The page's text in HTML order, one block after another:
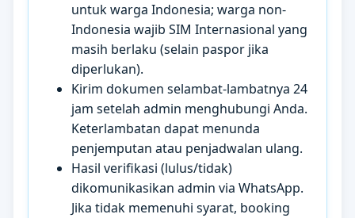
untuk warga Indonesia; warga non-
Indonesia wajib SIM Internasional yang
masih berlaku (selain paspor jika
diperlukan).
Kirim dokumen selambat-lambatnya 24
jam setelah admin menghubungi Anda.
Keterlambatan dapat menunda
penjemputan atau penjadwalan ulang.
Hasil verifikasi (lulus/tidak)
dikomunikasikan admin via WhatsApp.
Jika tidak memenuhi syarat, booking